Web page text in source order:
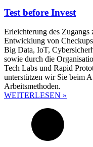
Test before Invest
Erleichterung des
Entwicklung von
Big Data, IoT,
sowie durch die
Tech Labs und Rapid
unterstützen wir Sie beim
Arbeitsmethoden.
WEITERLESEN »